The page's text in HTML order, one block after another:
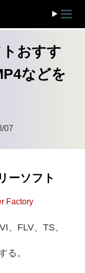
おすす
などを
07
ーソフト
Factory
、FLV、TS、
る。